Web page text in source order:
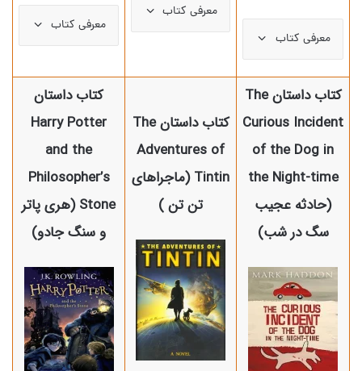
معرفی کتاب
معرفی کتاب
معرفی کتاب
کتاب داستان The
Curious Incident
of the Dog in
the Night-time
(حادثه عجیب
سگ در شب)
کتاب داستان The
Adventures of
Tintin (ماجراهای
تن تن )
کتاب داستان
Harry Potter
and the
Philosopher’s
Stone (هری پاتر
و سنگ جادو)